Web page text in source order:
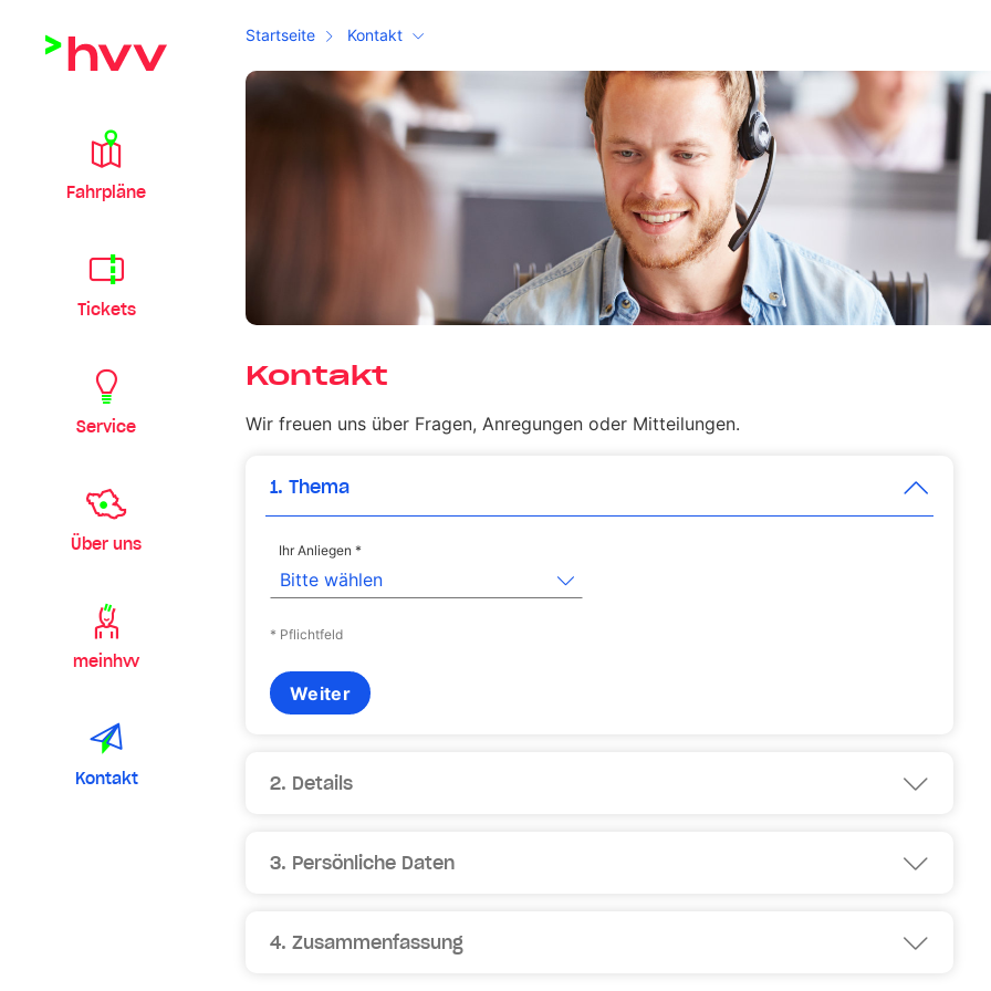
Startseite Kontakt
Fahrpläne
Tickets
Service
Über uns
meinhvv
Kontakt
Kontakt
Wir freuen uns über Fragen, Anregungen oder Mitteilungen.
1. Thema
Bitte wählen
Ihr Anliegen
* Pflichtfeld
Weiter
2. Details
3. Persönliche Daten
4. Zusammenfassung